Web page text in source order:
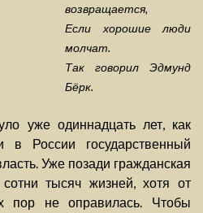
возвращается,
Если хорошие люди
молчат.
Так говорил Эдмунд
Бёрк.
уже одиннадцать лет, как
в России государственный
Уже позади гражданская
тысяч жизней, хотя от
пор не оправилась. Чтобы